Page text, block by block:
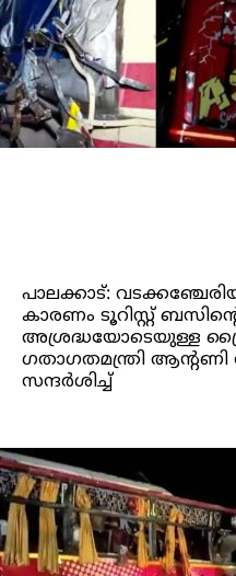
പാലക്കാട്:
കാരണം ടൂറിസ്റ്റ്
അശ്രദ്ധയോടെയുള്ള
ഗതാഗതമന്ത്രി
സന്ദര്‍ശിച്ച്‌